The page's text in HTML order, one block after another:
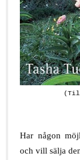
Har någon
och vill sälja